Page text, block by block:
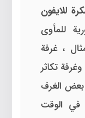
للمأوى
، غرفة
تكاثر
بعض الغرف
في الوقت